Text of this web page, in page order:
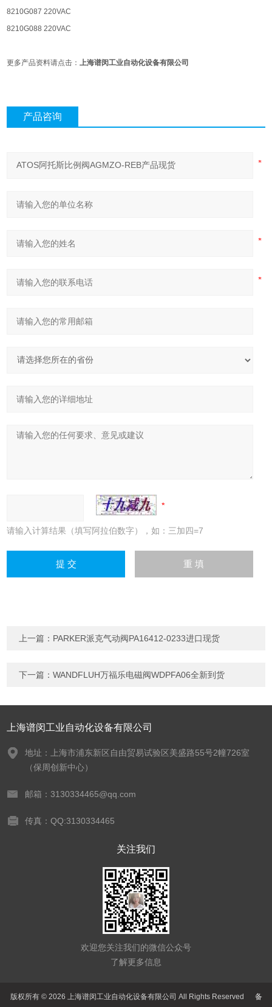
8210G087 220VAC
8210G088 220VAC
更多产品资料请点击：上海谱闵工业自动化设备有限公司
产品咨询
请输入计算结果（填写阿拉伯数字），如：三加四=7
上一篇： PARKER派克气动阀PA16412-0233进口现货
下一篇：WANDFLUH万福乐电磁阀WDPFA06全新到货
上海谱闵工业自动化设备有限公司
地址：上海市浦东新区自由贸易试验区美盛路55号2幢726室
（保周创新中心）
邮箱：3130334465@qq.com
传真：QQ:3130334465
关注我们
欢迎您关注我们的微信公众号
了解更多信息
版权所有 © 2026 上海谱闵工业自动化设备有限公司 All Rights Reserved 备